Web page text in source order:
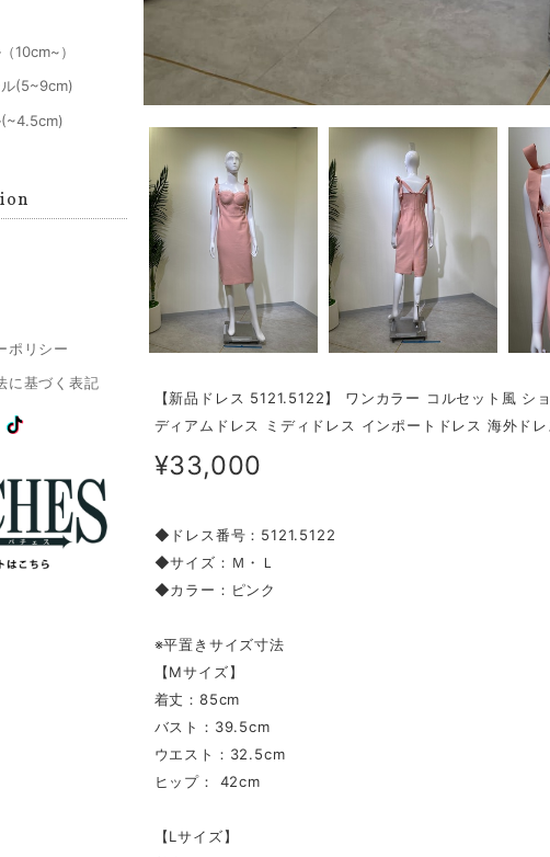
10cm~）
ル(5~9cm)
(~4.5cm)
ポリシー
に基づく表記
【新品ドレス 5121.5122】 ワンカラー コルセット風
ディアムドレス ミディドレス インポートドレス 海外ドレ
¥33,000
◆ドレス番号：5121.5122
◆サイズ：Ｍ・Ｌ
◆カラー：ピンク
※平置きサイズ寸法
【Mサイズ】
着丈：85cm
バスト：39.5cm
ウエスト：32.5cm
ヒップ： 42cm
【Lサイズ】